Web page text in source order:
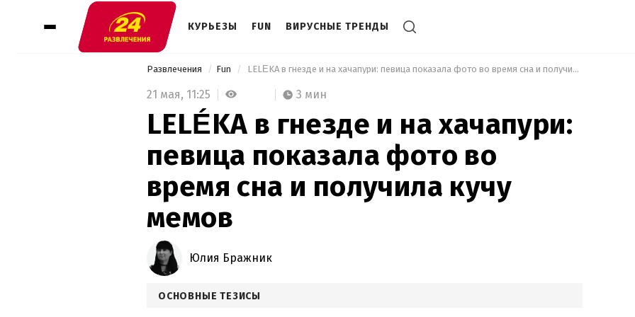
КУРЬЕЗЫ FUN ВИРУСНЫЕ ТРЕНДЫ
Развлечения Fun LELÉKA в гнезде и на хачапури: певица показала фото во время сна и получила кучу мемов
21 мая, 11:25 3 мин
LELÉKA в гнезде и на хачапури:
певица показала фото во
время сна и получила кучу
мемов
Юлия Бражник
ОСНОВНЫЕ ТЕЗИСЫ